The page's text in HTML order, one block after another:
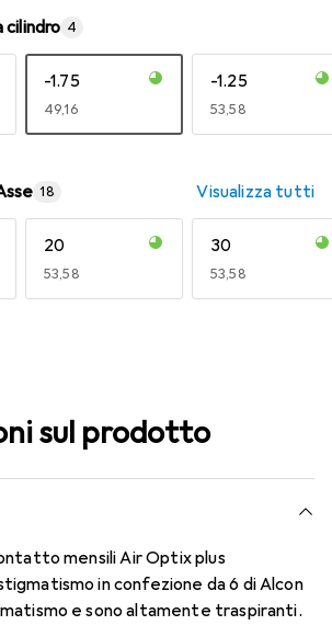
4
-1.75
EUR
49,16
-1.25
EUR
53,58
18 Visualizza tutti
20
EUR
53,58
30
EUR
53,58
sul prodotto
mensili Air Optix plus
in confezione da 6 di Alcon
e sono altamente traspiranti.